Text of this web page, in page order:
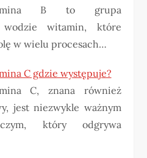
B to grupa
wodzie witamin, które
w wielu procesach…
C gdzie występuje?
C, znana również
jest niezwykle ważnym
który odgrywa